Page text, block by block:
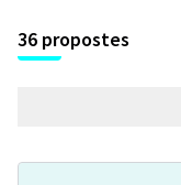
36 propostes